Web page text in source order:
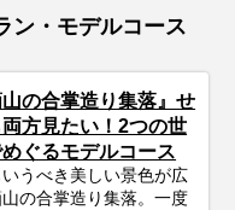
ン・モデルコース
山の合掌造り集落』せ
方見たい！2つの世
ぐるモデルコース
うべき美しい景色が広
の合掌造り集落。一度